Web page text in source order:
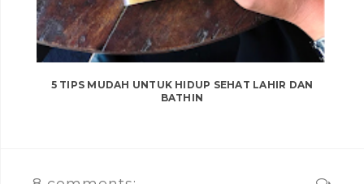
5 TIPS MUDAH UNTUK HIDUP SEHAT LAHIR DAN
BATHIN